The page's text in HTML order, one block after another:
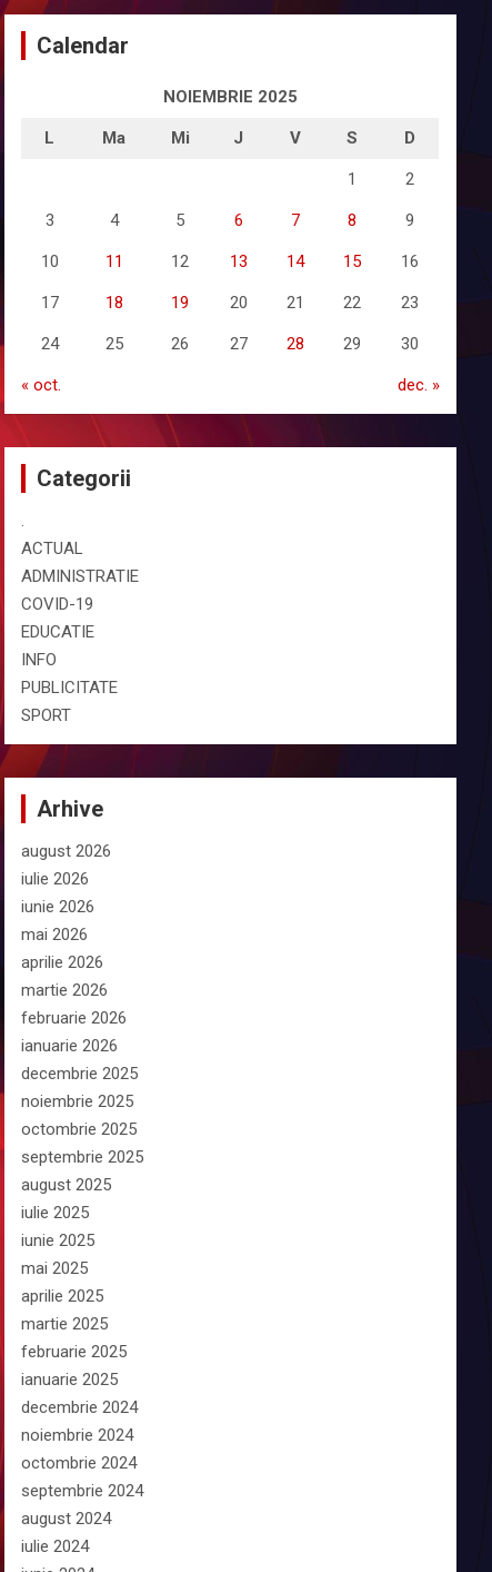
Calendar
NOIEMBRIE 2025
L Ma Mi J V S D
1 2
3 4 5 6 7 8 9
10 11 12 13 14 15 16
17 18 19 20 21 22 23
24 25 26 27 28 29 30
« oct. dec. »
Categorii
.
ACTUAL
ADMINISTRATIE
COVID-19
EDUCATIE
INFO
PUBLICITATE
SPORT
Arhive
august 2026
iulie 2026
iunie 2026
mai 2026
aprilie 2026
martie 2026
februarie 2026
ianuarie 2026
decembrie 2025
noiembrie 2025
octombrie 2025
septembrie 2025
august 2025
iulie 2025
iunie 2025
mai 2025
aprilie 2025
martie 2025
februarie 2025
ianuarie 2025
decembrie 2024
noiembrie 2024
octombrie 2024
septembrie 2024
august 2024
iulie 2024